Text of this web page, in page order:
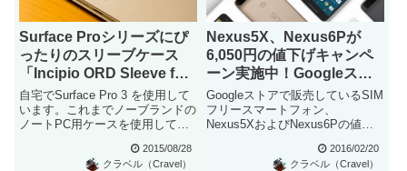
Surface Proシリーズにぴ
ったりのスリーブケース
「Incipio ORD Sleeve for
Surface Pro 3」を使って
みたレビュー
自宅でSurface Pro 3 を使用して
います。これまでノーブランドの
ノートPC用ケースを使用してい
2015/08/28
クラベル（Cravel）
Nexus5X、Nexus6Pが
6,050円の値下げキャンペ
ーン実施中！Googleスト
アで46,250円から
Googleストアで販売しているSIM
フリースマートフォン、
Nexus5XおよびNexus6Pの値下
2016/02/20
クラベル（Cravel）